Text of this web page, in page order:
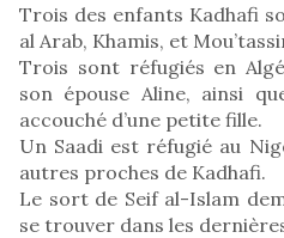
Trois des enfants Kadhafi
al Arab, Khamis, et
Trois sont réfugiés en
son épouse Aline, ainsi
accouché d’une petite fille.
Un Saadi est réfugié au
autres proches de Kadhafi.
Le sort de Seif al-Islam
se trouver dans les